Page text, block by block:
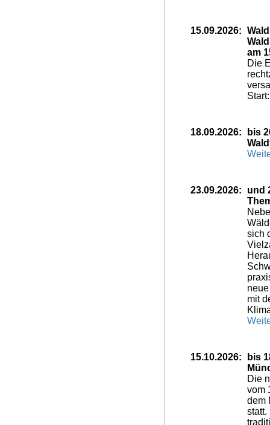
15.09.2026:
am
Die
18.09.2026:
bis
23.09.2026:
und
sich
mit
15.10.2026:
bis
Die
vom
dem
statt.